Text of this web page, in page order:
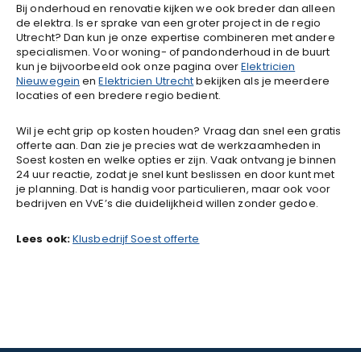
Bij onderhoud en renovatie kijken we ook breder dan alleen
de elektra. Is er sprake van een groter project in de regio
Utrecht? Dan kun je onze expertise combineren met andere
specialismen. Voor woning- of pandonderhoud in de buurt
kun je bijvoorbeeld ook onze pagina overElektricien
Nieuwegein enElektricien Utrechtbekijken als je meerdere
locaties of een bredere regio bedient.
Wil je echt grip op kosten houden? Vraag dan snel een gratis
offerte aan. Dan zie je precies wat de werkzaamheden in
Soest kosten en welke opties er zijn. Vaak ontvang je binnen
24 uur reactie, zodat je snel kunt beslissen en door kunt met
je planning. Dat is handig voor particulieren, maar ook voor
bedrijven en VvE’s die duidelijkheid willen zonder gedoe.
Lees ook:Klusbedrijf Soest offerte